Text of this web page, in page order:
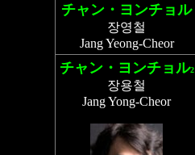
チャン・ヨンチョル
장영철
Jang Yeong-Cheor
チャン・ヨンチョル2
장용철
Jang Yong-Cheor